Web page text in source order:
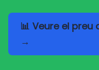
📊 Veure el preu
→